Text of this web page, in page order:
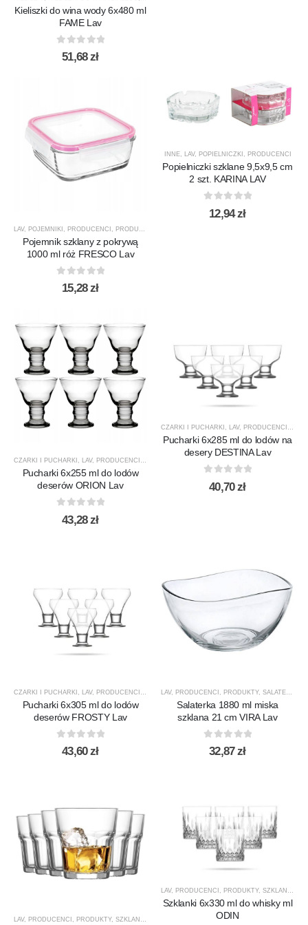
Kieliszki do wina wody 6x480 ml
FAME Lav
out of 5
51,68zł
LAV, POJEMNIKI , PRODUCENCI , PRODUKTY
Pojemnik szklany z pokrywą
1000 ml róż FRESCO Lav
out of 5
15,28zł
INNE, LAV, POPIELNICZKI , PRODUCENCI
Popielniczki szklane 9,5x9,5 cm
2 szt. KARINA LAV
out of 5
12,94zł
CZARKI I PUCHARKI , LAV, PRODUCENCI , PRODUKTY
Pucharki 6x255 ml do lodów
deserów ORION Lav
out of 5
43,28zł
CZARKI I PUCHARKI , LAV, PRODUCENCI ,
Pucharki 6x285 ml do lodów na
desery DESTINA Lav
out of 5
40,70zł
CZARKI I PUCHARKI LAV, PRODUCENCI PRODUKTY,SALATERY
Pucharki 6x305 ml do lodów
deserów FROSTY Lav
out of 5
43,60zł
LAV, PRODUCENCI PRODUKTY, SALATERY
Salaterka 1880 ml miska
szklana 21 cm VIRA Lav
out of 5
32,87zł
LAV, PRODUCENCI , PRODUKTY, SZKLANKI SZKLANKI DO DRINKÓW / KOKTAJLI
LAV, PRODUCENCI , PRODUKTY, SZKLANKI
Szklanki 6x330 ml do whisky ml
ODIN